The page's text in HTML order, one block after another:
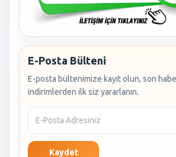
E-Posta Bülteni
E-posta bültenimize kayıt olun, son
indirimlerden ilk siz yararlanın.
Kaydet